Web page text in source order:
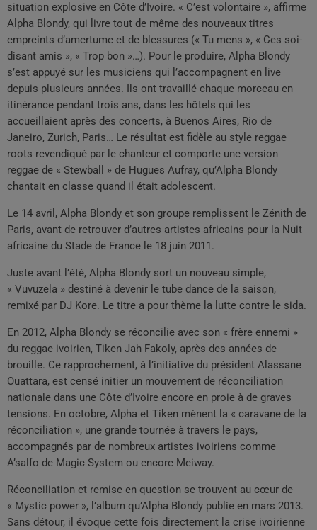
situation explosive en Côte d’Ivoire. « C’est volontaire », affirme
Alpha Blondy, qui livre tout de même des nouveaux titres
empreints d’amertume et de blessures (« Tu mens », « Ces soi-
disant amis », « Trop bon »…). Pour le produire, Alpha Blondy
s’est appuyé sur les musiciens qui l’accompagnent en live
depuis plusieurs années. Ils ont travaillé chaque morceau en
itinérance pendant trois ans, dans les hôtels qui les
accueillaient après des concerts, à Buenos Aires, Rio de
Janeiro, Zurich, Paris… Le résultat est fidèle au style reggae
roots revendiqué par le chanteur et comporte une version
reggae de « Stewball » de Hugues Aufray, qu’Alpha Blondy
chantait en classe quand il était adolescent.
Le 14 avril, Alpha Blondy et son groupe remplissent le Zénith de
Paris, avant de retrouver d’autres artistes africains pour la Nuit
africaine du Stade de France le 18 juin 2011.
Juste avant l’été, Alpha Blondy sort un nouveau simple,
« Vuvuzela » destiné à devenir le tube dance de la saison,
remixé par DJ Kore. Le titre a pour thème la lutte contre le sida.
En 2012, Alpha Blondy se réconcilie avec son « frère ennemi »
du reggae ivoirien, Tiken Jah Fakoly, après des années de
brouille. Ce rapprochement, à l’initiative du président Alassane
Ouattara, est censé initier un mouvement de réconciliation
nationale dans une Côte d’Ivoire encore en proie à de graves
tensions. En octobre, Alpha et Tiken mènent la « caravane de la
réconciliation », une grande tournée à travers le pays,
accompagnés par de nombreux artistes ivoiriens comme
A’salfo de Magic System ou encore Meiway.
Réconciliation et remise en question se trouvent au cœur de
« Mystic power », l’album qu’Alpha Blondy publie en mars 2013.
Sans détour, il évoque cette fois directement la crise ivoirienne